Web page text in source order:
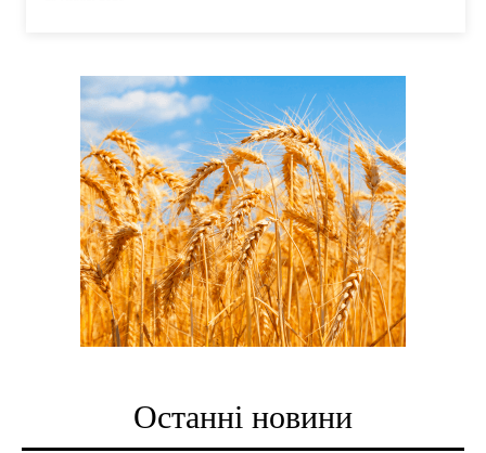
Останні новини